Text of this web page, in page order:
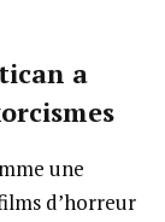
a
une
d’horreur